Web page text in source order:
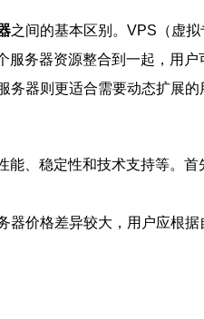
之间的基本区别。VPS（虚
务器资源整合到一起，用户
器则更适合需要动态扩展
、稳定性和技术支持等。
价格差异较大，用户应根